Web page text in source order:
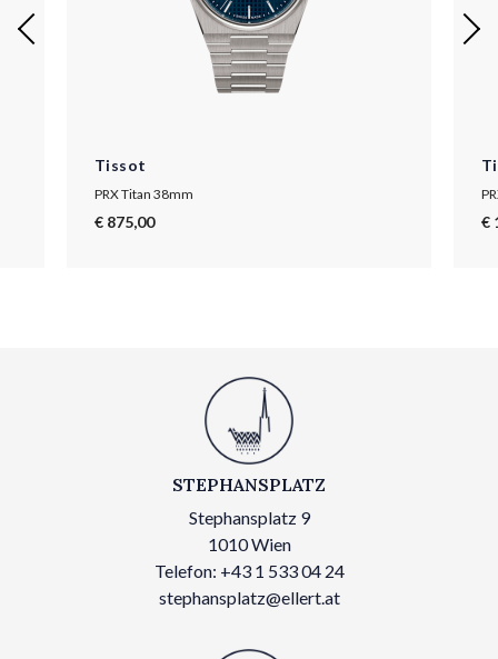
Tissot
PRX Titan 38mm
€ 875,00 €
STEPHANSPLATZ
Stephansplatz 9
1010 Wien
Telefon: +43 1 533 04 24
stephansplatz@ellert.at